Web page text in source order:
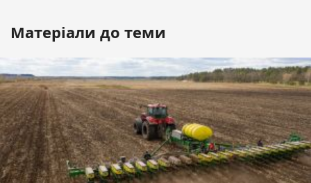
Матеріали до теми